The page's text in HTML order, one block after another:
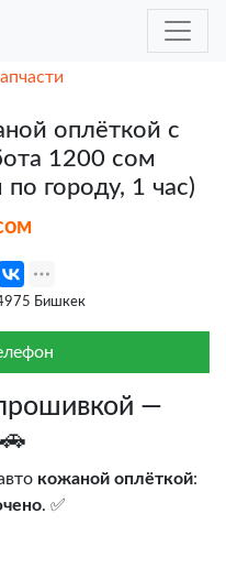
оплёткой с
1200 сом
городу, 1 час)
Бишкек
—
кожаной оплёткой:
. ✅